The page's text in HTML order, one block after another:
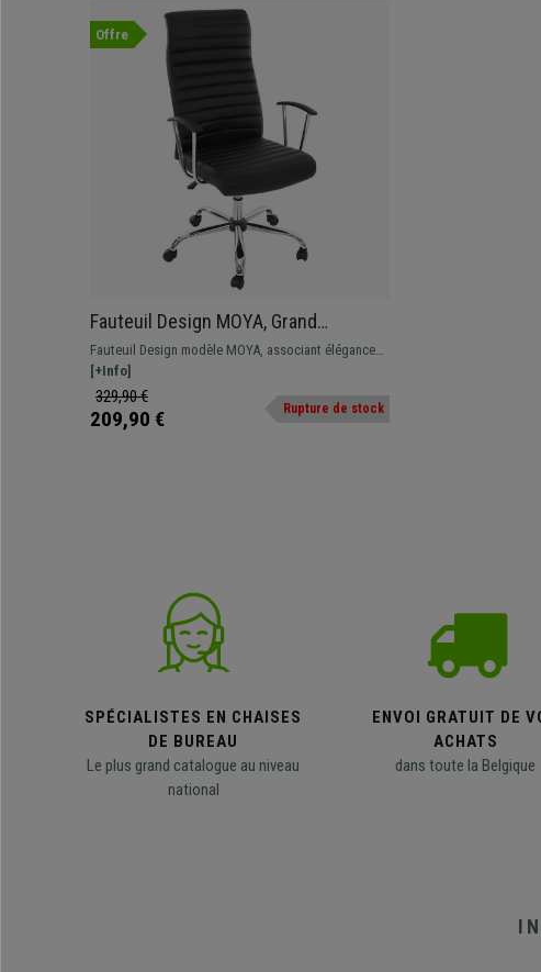
Offre
Fauteuil Design MOYA, Grand
rembourrage, structure métallique,
Cuir , Noir
Fauteuil Design modèle MOYA, associant élégance
et qualité. Un modèle sublime qui se distingue par
son confort, digne d’un grand fauteuil de direction
avec une structure métallique très résistante
[+Info]
329,90 €
209,90 € Rupture de stock
SPÉCIALISTES EN CHAISES
DE BUREAU
Le plus grand catalogue au niveau
national
ENVOI GRATUIT DE
ACHATS
dans toute la Belgique